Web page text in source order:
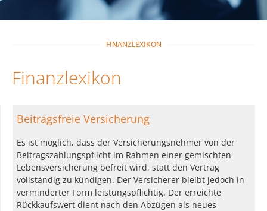
FINANZLEXIKON
Finanzlexikon
Beitragsfreie Versicherung
Es ist möglich, dass der Versicherungsnehmer von der
Beitragszahlungspflicht im Rahmen einer gemischten
Lebensversicherung befreit wird, statt den Vertrag
vollständig zu kündigen. Der Versicherer bleibt jedoch in
verminderter Form leistungspflichtig. Der erreichte
Rückkaufswert dient nach den Abzügen als neues